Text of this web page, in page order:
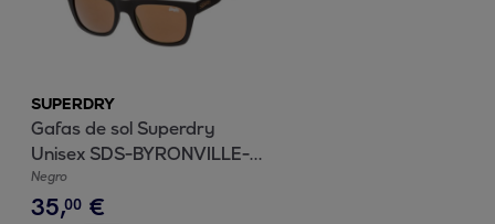
SUPERDRY
Gafas de sol Superdry
Unisex SDS-BYRONVILLE-
53104
Negro
35,00 €